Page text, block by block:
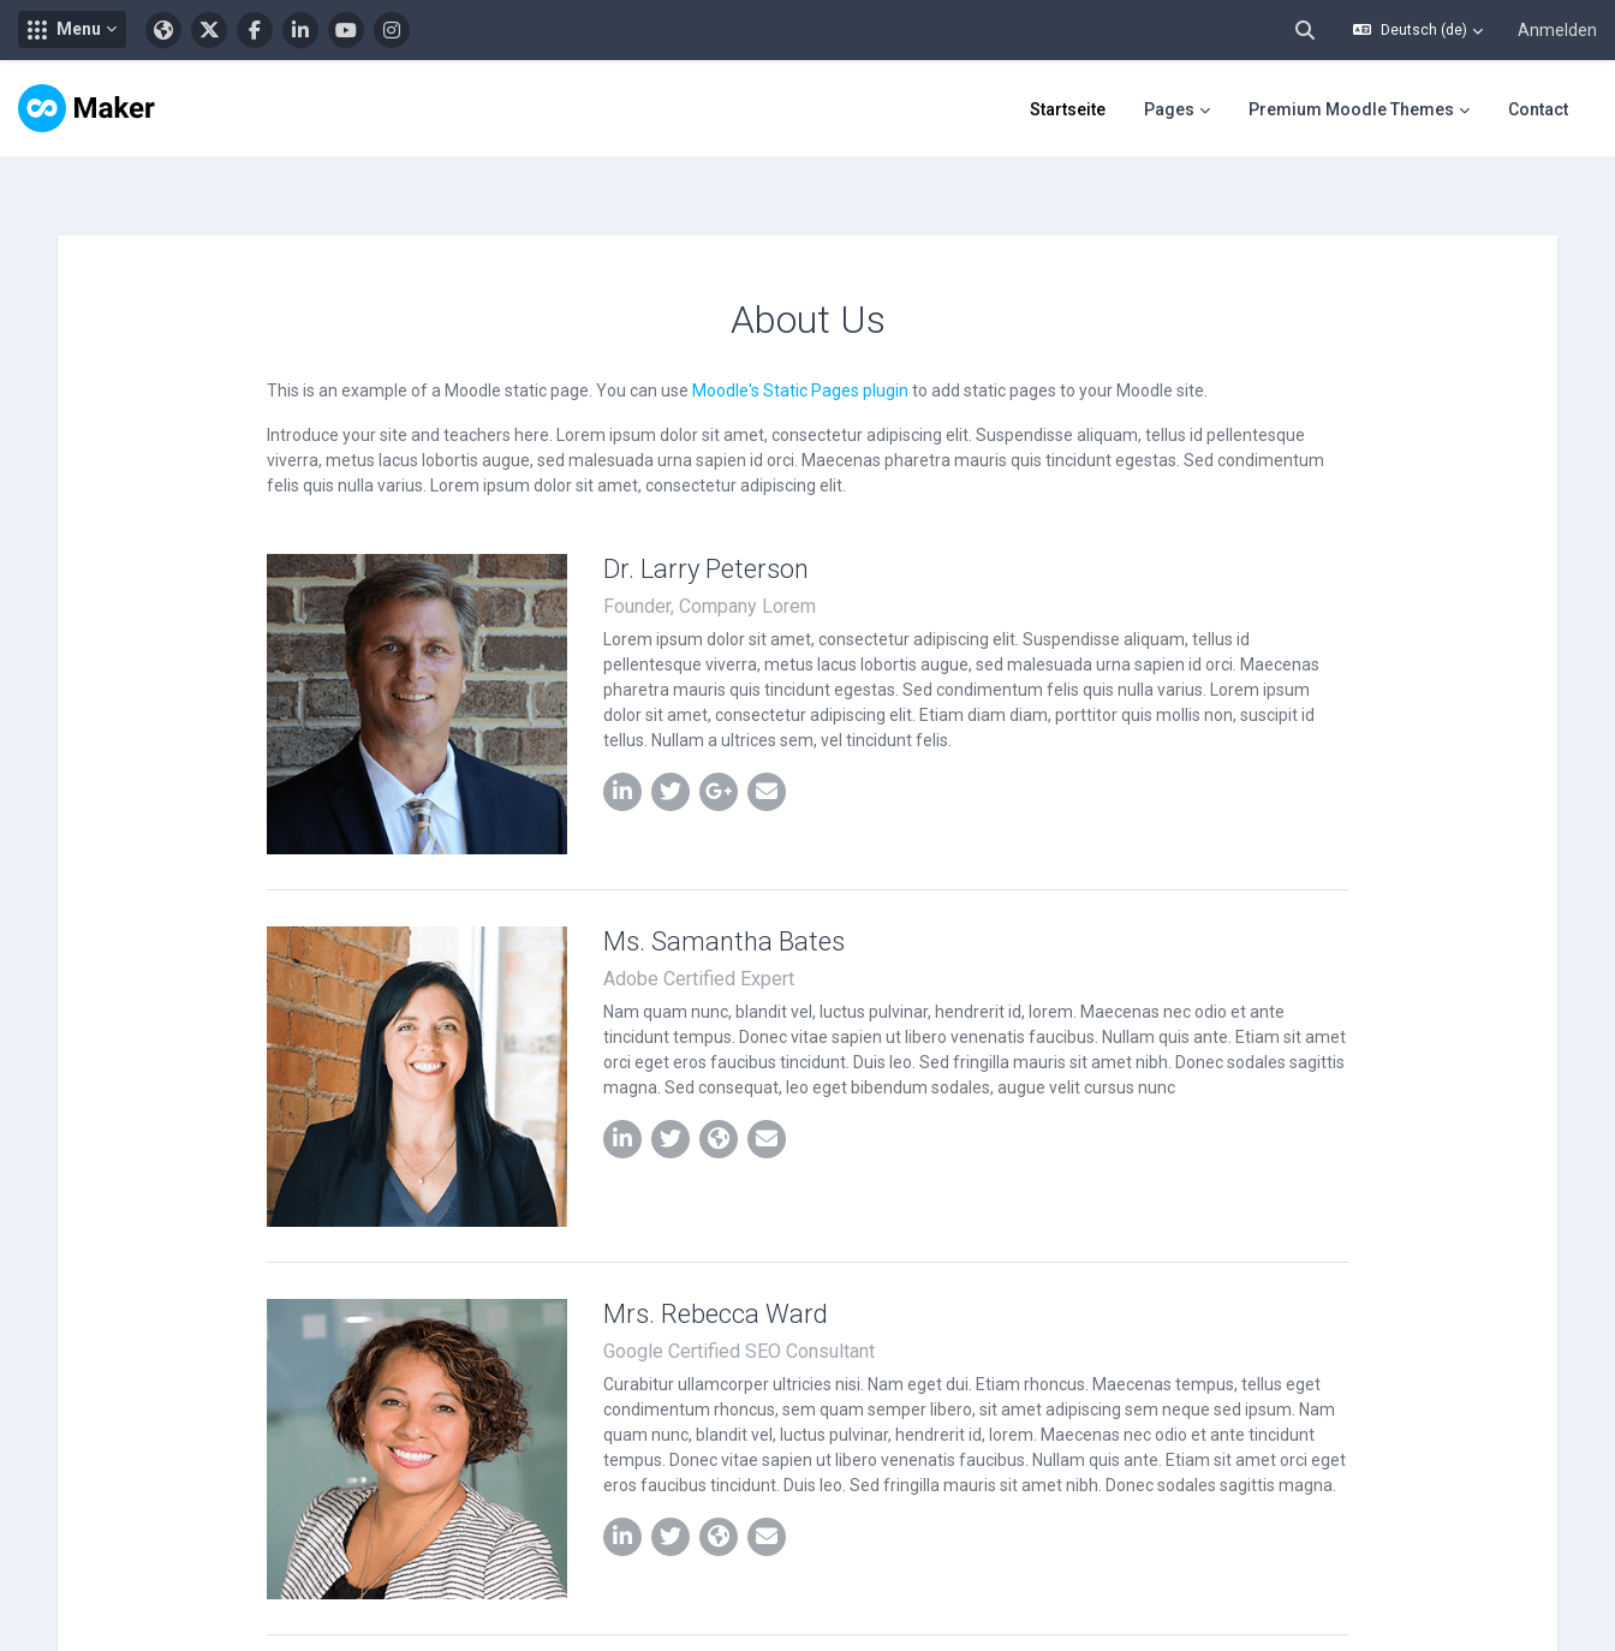
Menu
Sucheingabe umschalten
Deutsch ‎(de)‎ Anmelden
Startseite Pages Premium Moodle Themes Contact
About Us
This is an example of a Moodle static page. You can use Moodle's Static Pages plugin to add static pages to your Moodle site.
Introduce your site and teachers here. Lorem ipsum dolor sit amet, consectetur adipiscing elit. Suspendisse aliquam, tellus id pellentesque
viverra, metus lacus lobortis augue, sed malesuada urna sapien id orci. Maecenas pharetra mauris quis tincidunt egestas. Sed condimentum
felis quis nulla varius. Lorem ipsum dolor sit amet, consectetur adipiscing elit.
Dr. Larry Peterson
Founder, Company Lorem
Lorem ipsum dolor sit amet, consectetur adipiscing elit. Suspendisse aliquam, tellus id
pellentesque viverra, metus lacus lobortis augue, sed malesuada urna sapien id orci. Maecenas
pharetra mauris quis tincidunt egestas. Sed condimentum felis quis nulla varius. Lorem ipsum
dolor sit amet, consectetur adipiscing elit. Etiam diam diam, porttitor quis mollis non, suscipit id
tellus. Nullam a ultrices sem, vel tincidunt felis.
Ms. Samantha Bates
Adobe Certified Expert
Nam quam nunc, blandit vel, luctus pulvinar, hendrerit id, lorem. Maecenas nec odio et ante
tincidunt tempus. Donec vitae sapien ut libero venenatis faucibus. Nullam quis ante. Etiam sit amet
orci eget eros faucibus tincidunt. Duis leo. Sed fringilla mauris sit amet nibh. Donec sodales sagittis
magna. Sed consequat, leo eget bibendum sodales, augue velit cursus nunc
Mrs. Rebecca Ward
Google Certified SEO Consultant
Curabitur ullamcorper ultricies nisi. Nam eget dui. Etiam rhoncus. Maecenas tempus, tellus eget
condimentum rhoncus, sem quam semper libero, sit amet adipiscing sem neque sed ipsum. Nam
quam nunc, blandit vel, luctus pulvinar, hendrerit id, lorem. Maecenas nec odio et ante tincidunt
tempus. Donec vitae sapien ut libero venenatis faucibus. Nullam quis ante. Etiam sit amet orci eget
eros faucibus tincidunt. Duis leo. Sed fringilla mauris sit amet nibh. Donec sodales sagittis magna.